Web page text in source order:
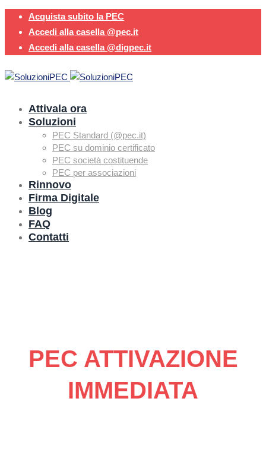
Acquista subito la PEC
Accedi alla casella @pec.it
Accedi alla casella @digpec.it
Attivala ora
Soluzioni
PEC Standard (@pec.it)
PEC su dominio certificato
PEC società costituende
PEC per associazioni
Rinnovo
Firma Digitale
Blog
FAQ
Contatti
PEC ATTIVAZIONE
IMMEDIATA